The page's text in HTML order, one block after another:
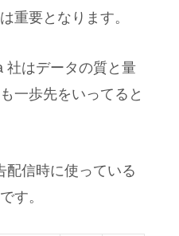
重要となります。
社はデータの質と量
一歩先をいってると
配信時に使っている
す。